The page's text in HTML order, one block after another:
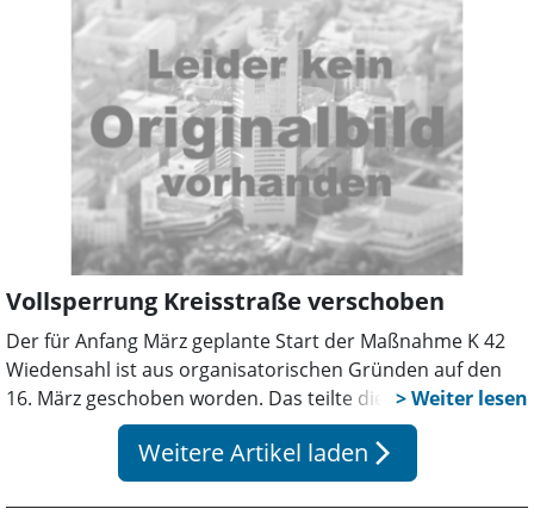
Vollsperrung Kreisstraße verschoben
Der für Anfang März geplante Start der Maßnahme K 42
Wiedensahl ist aus organisatorischen Gründen auf den
16. März geschoben worden. Das teilte die
Niedersächsische Landesbehörde für Straßenbau und
Verkehr in Hameln per Pressemeldung mit.
Weitere Artikel laden arrow_forward_ios